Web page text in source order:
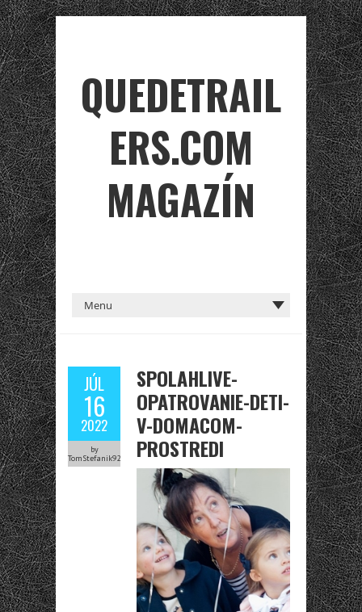
QUEDETRAIL
ERS.COM
MAGAZÍN
JÚL
16
2022
by
TomStefanik92
SPOLAHLIVE-
OPATROVANIE-DETI-
V-DOMACOM-
PROSTREDI